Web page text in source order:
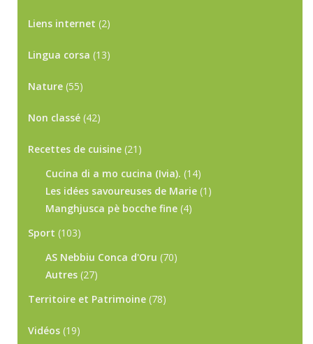
Liens internet (2)
Lingua corsa (13)
Nature (55)
Non classé (42)
Recettes de cuisine (21)
Cucina di a mo cucina (Ivia). (14)
Les idées savoureuses de Marie (1)
Manghjusca pè bocche fine (4)
Sport (103)
AS Nebbiu Conca d'Oru (70)
Autres (27)
Territoire et Patrimoine (78)
Vidéos (19)